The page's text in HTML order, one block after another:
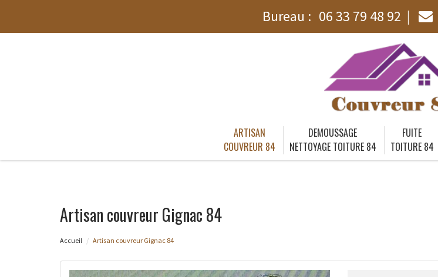
Bureau : 06 33 79 48 92
ARTISAN
COUVREUR 84
DEMOUSSAGE
NETTOYAGE TOITURE 84
FUITE
TOITURE 84
Artisan couvreur Gignac 84
Accueil Artisan couvreur Gignac 84